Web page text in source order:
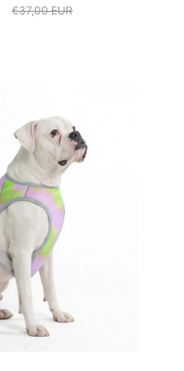
€37,00 EUR